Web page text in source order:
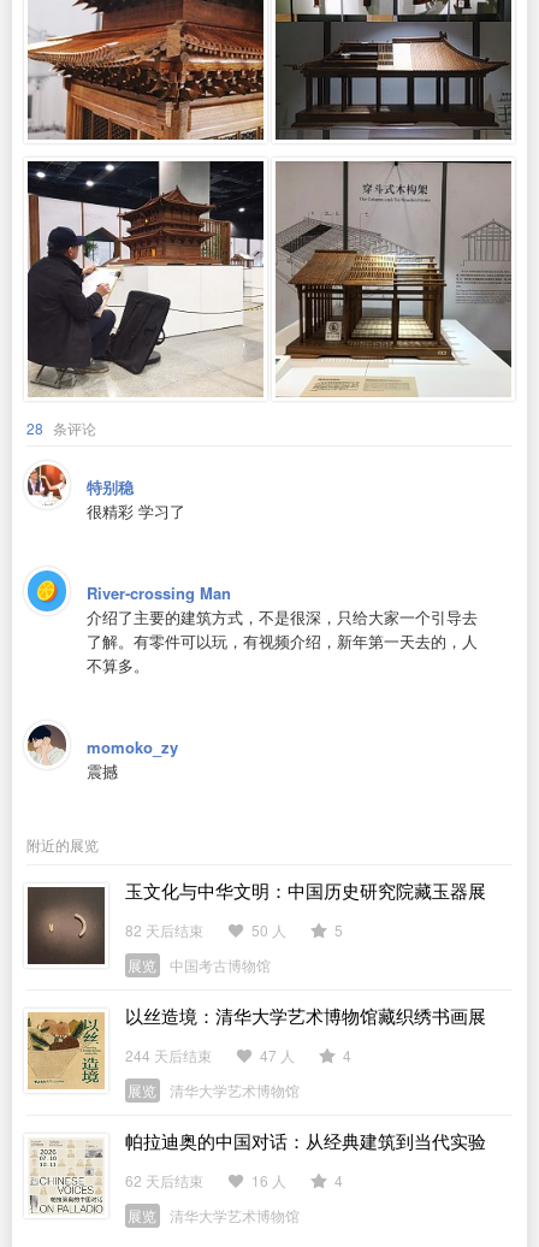
28 条评论
特别稳
很精彩 学习了
River-crossing Man
介绍了主要的建筑方式，不是很深，只给大家一个引导去
了解。有零件可以玩，有视频介绍，新年第一天去的，人
不算多。
momoko_zy
震撼
附近的展览
玉文化与中华文明：中国历史研究院藏玉器展
82 天后结束 50 人
5
展览
中国考古博物馆
以丝造境：清华大学艺术博物馆藏织绣书画展
244 天后结束 47 人
4
展览
清华大学艺术博物馆
帕拉迪奥的中国对话：从经典建筑到当代实验
62 天后结束 16 人
4
展览
清华大学艺术博物馆